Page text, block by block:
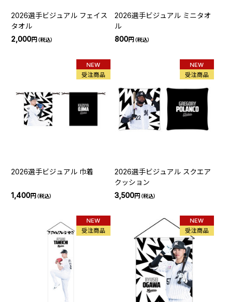
2026選手ビジュアル フェイス
タオル
2,000円（税込）
2026選手ビジュアル ミニタオ
ル
800円（税込）
NEW
受注商品
2026選手ビジュアル 巾着
1,400円（税込）
NEW
受注商品
2026選手ビジュアル スクエア
クッション
3,500円（税込）
NEW
受注商品
NEW
受注商品